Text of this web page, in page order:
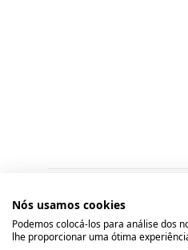
Nós usamos cookies
Podemos colocá-los para análise dos
lhe proporcionar uma ótima